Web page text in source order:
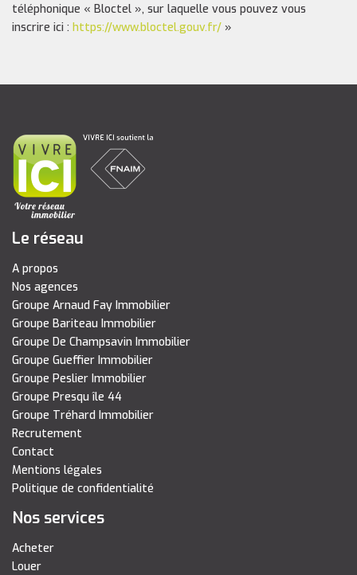
téléphonique « Bloctel », sur laquelle vous pouvez vous
inscrire ici : https://www.bloctel.gouv.fr/ »
Le réseau
A propos
Nos agences
Groupe Arnaud Fay Immobilier
Groupe Bariteau Immobilier
Groupe De Champsavin Immobilier
Groupe Gueffier Immobilier
Groupe Peslier Immobilier
Groupe Presqu île 44
Groupe Tréhard Immobilier
Recrutement
Contact
Mentions légales
Politique de confidentialité
Nos services
Acheter
Louer